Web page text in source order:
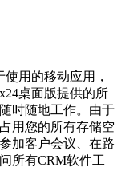
用的移动应用，
桌面版提供的所
时随地工作。由于
用您的所有存储空
加客户会议、在路
所有CRM软件工